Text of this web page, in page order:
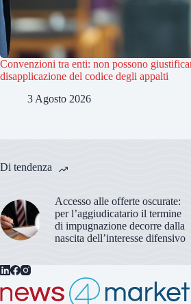
Convenzioni tra enti: non possono
disapplicazione del codice degli appalti
3 Agosto 2026
Di tendenza
Accesso alle offerte oscurate:
per l’aggiudicatario il termine
di impugnazione decorre dalla
nascita dell’interesse difensivo